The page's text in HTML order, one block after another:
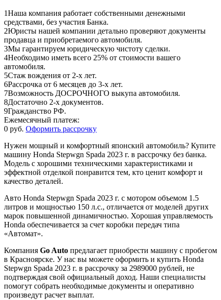
1Наша компания работает собственными денежными
средствами, без участия Банка.
2Юристы нашей компании детально проверяют документы
продавца и приобретаемого автомобиля.
3Мы гарантируем юридическую чистоту сделки.
4Необходимо иметь всего 25% от стоимости вашего
автомобиля.
5Стаж вождения от 2-х лет.
6Рассрочка от 6 месяцев до 3-х лет.
7Возможность ДОСРОЧНОГО выкупа автомобиля.
8Достаточно 2-х документов.
9Гражданство РФ.
Ежемесячный платеж:
0 руб. Оформить рассрочку
Нужен мощный и комфортный японский автомобиль? Купите
машину Honda Stepwgn Spada 2023 г. в рассрочку без банка.
Модель с хорошими техническими характеристиками и
эффектной отделкой понравится тем, кто ценит комфорт и
качество деталей.
Авто Honda Stepwgn Spada 2023 г. с мотором объемом 1.5
литров и мощностью 150 л.с., отличается от моделей других
марок повышенной динамичностью. Хорошая управляемость
Honda обеспечивается за счет коробки передач типа
«Автомат».
Компания Go Auto предлагает приобрести машину с пробегом
в Красноярске. У нас вы можете оформить и купить Honda
Stepwgn Spada 2023 г. в рассрочку за 2989000 рублей, не
подтверждая свой официальный доход. Наши специалисты
помогут собрать необходимые документы и оперативно
произведут расчет выплат.